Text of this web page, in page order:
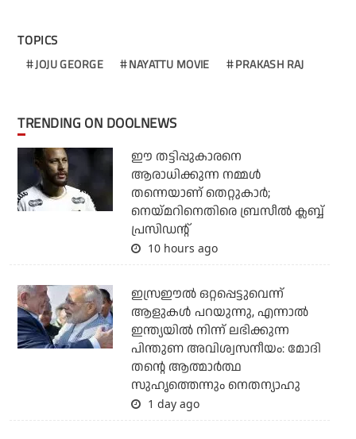
TOPICS
JOJU GEORGE NAYATTU MOVIE PRAKASH RAJ
TRENDING ON DOOLNEWS
ഈ തട്ടിപ്പുകാരനെ
ആരാധിക്കുന്ന നമ്മള്‍
തന്നെയാണ് തെറ്റുകാര്‍;
നെയ്മറിനെതിരെ ബ്രസീല്‍ ക്ലബ്ബ്
പ്രസിഡന്റ്
10 hours ago
ഇസ്രഈല്‍ ഒറ്റപ്പെട്ടുവെന്ന്
ആളുകള്‍ പറയുന്നു, എന്നാല്‍
ഇന്ത്യയില്‍ നിന്ന് ലഭിക്കുന്ന
പിന്തുണ അവിശ്വസനീയം: മോദി
തന്റെ ആത്മാര്‍ത്ഥ
സുഹൃത്തെന്നും നെതന്യാഹു
1 day ago